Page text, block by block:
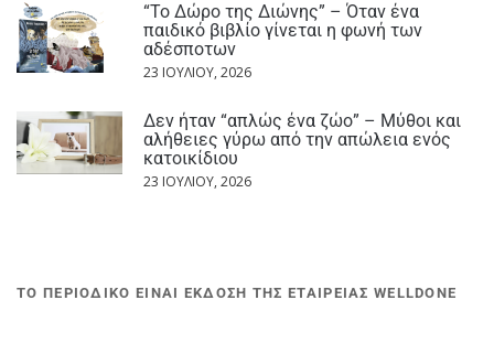
“Το Δώρο της Διώνης” – Όταν ένα
παιδικό βιβλίο γίνεται η φωνή των
αδέσποτων
23 ΙΟΥΛΊΟΥ, 2026
Δεν ήταν “απλώς ένα ζώο” – Μύθοι και
αλήθειες γύρω από την απώλεια ενός
κατοικίδιου
23 ΙΟΥΛΊΟΥ, 2026
ΤΟ ΠΕΡΙΟΔΙΚΟ ΕΙΝΑΙ ΕΚΔΟΣΗ ΤΗΣ ΕΤΑΙΡΕΙΑΣ WELLDONE